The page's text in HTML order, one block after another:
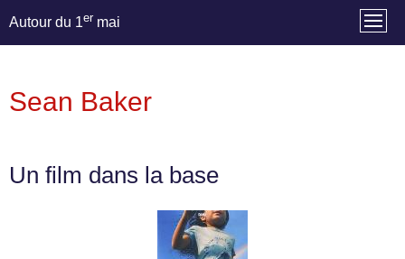
Autour du 1er mai
Sean Baker
Un film dans la base